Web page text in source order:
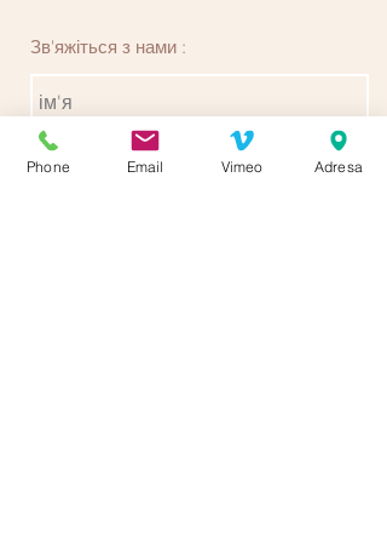
вас з упевненістю.
Зв'яжіться з нами :
Phone Email Vimeo Adresa